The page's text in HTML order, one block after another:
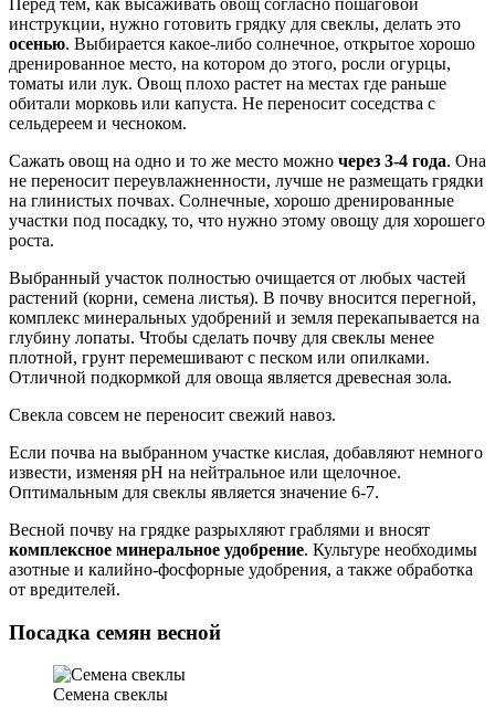
инструкции, нужно готовить грядку для свеклы, делать это
осенью. Выбирается какое-либо солнечное, открытое хорошо
дренированное место, на котором до этого, росли огурцы,
томаты или лук. Овощ плохо растет на местах где раньше
обитали морковь или капуста. Не переносит соседства с
сельдереем и чесноком.
Сажать овощ на одно и то же место можно через 3-4 года. Она
не переносит переувлажненности, лучше не размещать грядки
на глинистых почвах. Солнечные, хорошо дренированные
участки под посадку, то, что нужно этому овощу для хорошего
роста.
Выбранный участок полностью очищается от любых частей
растений (корни, семена листья). В почву вносится перегной,
комплекс минеральных удобрений и земля перекапывается на
глубину лопаты. Чтобы сделать почву для свеклы менее
плотной, грунт перемешивают с песком или опилками.
Отличной подкормкой для овоща является древесная зола.
Свекла совсем не переносит свежий навоз.
Если почва на выбранном участке кислая, добавляют немного
извести, изменяя pH на нейтральное или щелочное.
Оптимальным для свеклы является значение 6-7.
Весной почву на грядке разрыхляют граблями и вносят
комплексное минеральное удобрение. Культуре необходимы
азотные и калийно-фосфорные удобрения, а также обработка
от вредителей.
Посадка семян весной
Семена свеклы